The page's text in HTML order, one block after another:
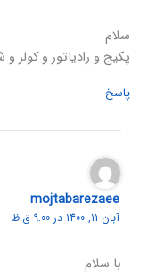
سلام
پکیج و رادیاتور و
پاسخ
mojtabarezaee
آبان 11, 1400 در 9:00 ق.ظ
با سلام